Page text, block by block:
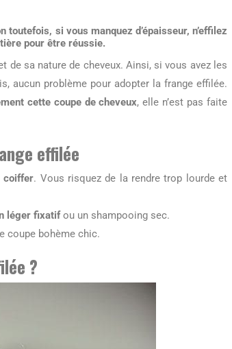
toutefois, si vous manquez d’épaisseur, n’effilez
pour être réussie.
de sa nature de cheveux. Ainsi, si vous avez les
aucun problème pour adopter la frange effilée.
cette coupe de cheveux, elle n’est pas faite
effilée
coiffer. Vous risquez de la rendre trop lourde et
léger fixatifou un shampooing sec.
coupe bohème chic.
?